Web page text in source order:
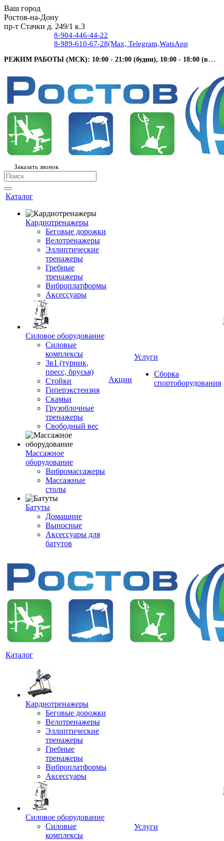
Ваш город
Ростов-на-Дону
пр-т Стачки д. 249/1 к.3
8-904-446-44-22
8-989-610-67-28(Max, Telegram,WatsApp
РЕЖИМ РАБОТЫ (МСК): 10:00 - 21:00 (будни), 10:00 - 18:00 (выходные).
Заказать звонок
Каталог
Кардиотренажеры
Беговые дорожки
Велотренажеры
Эллиптические
тренажеры
Гребные
тренажеры
Виброплатформы
Аксессуары
Силовое оборудование
Силовые
комплексы
3в1 (турник,
пресс, брусья)
Стойки
Гиперэкстензия
Скамьи
Грузоблочные
тренажеры
Свободный вес
Массажное
оборудование
Вибромассажеры
Массажные
столы
Батуты
Домашние
Выносные
Аксессуары для
батутов
Акции
Услуги
Сборка
спортоборудования
Каталог
Кардиотренажеры
Беговые дорожки
Велотренажеры
Эллиптические
тренажеры
Гребные
тренажеры
Виброплатформы
Аксессуары
Силовое оборудование
Силовые
комплексы
Услуги